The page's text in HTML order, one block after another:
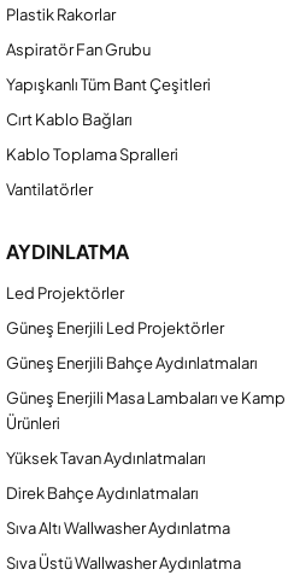
Plastik Rakorlar
Aspiratör Fan Grubu
Yapışkanlı Tüm Bant Çeşitleri
Cırt Kablo Bağları
Kablo Toplama Spralleri
Vantilatörler
AYDINLATMA
Led Projektörler
Güneş Enerjili Led Projektörler
Güneş Enerjili Bahçe Aydınlatmaları
Güneş Enerjili Masa Lambaları ve Kamp
Ürünleri
Yüksek Tavan Aydınlatmaları
Direk Bahçe Aydınlatmaları
Sıva Altı Wallwasher Aydınlatma
Sıva Üstü Wallwasher Aydınlatma